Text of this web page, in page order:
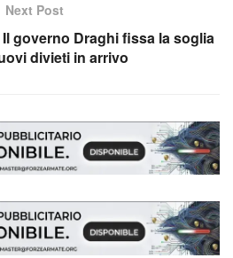
Next Post
governo Draghi fissa la soglia
divieti in arrivo